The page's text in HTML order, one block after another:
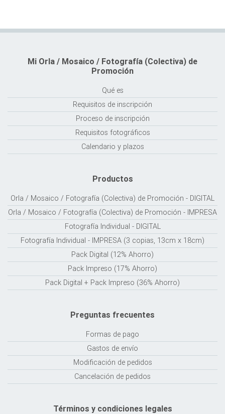
Mi Orla / Mosaico / Fotografía (Colectiva) de
Promoción
Qué es
Requisitos de inscripción
Proceso de inscripción
Requisitos fotográficos
Calendario y plazos
Productos
Orla / Mosaico / Fotografía (Colectiva) de Promoción - DIGITAL
Orla / Mosaico / Fotografía (Colectiva) de Promoción - IMPRESA
Fotografía Individual - DIGITAL
Fotografía Individual - IMPRESA (3 copias, 13cm x 18cm)
Pack Digital (12% Ahorro)
Pack Impreso (17% Ahorro)
Pack Digital + Pack Impreso (36% Ahorro)
Preguntas frecuentes
Formas de pago
Gastos de envío
Modificación de pedidos
Cancelación de pedidos
Términos y condiciones legales